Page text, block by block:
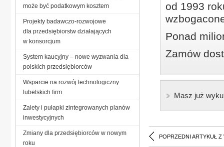
od 1993
Ponad
Zamów
Masz już
POPRZEDNI ARTYKUŁ Z
może być podatkowym kosztem
Projekty badawczo-rozwojowe
dla przedsiębiorstw działających
w konsorcjum
System kaucyjny – nowe wyzwania dla
polskich przedsiębiorców
Wsparcie na rozwój technologiczny
lubelskich firm
Zalety i pułapki zintegrowanych planów
inwestycyjnych
Zmiany dla przedsiębiorców w nowym
roku